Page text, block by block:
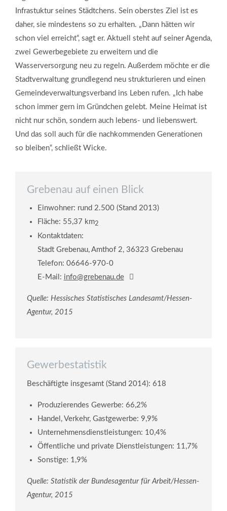
Infrastuktur seines Städtchens. Sein oberstes Ziel ist es
daher, sie mindestens so zu erhalten. „Dann hätten wir
schon viel erreicht“, sagt er. Aktuell steht auf seiner Agenda,
zwei Gewerbegebiete zu erweitern und die
Wasserversorgung neu zu regeln. Außerdem möchte er die
Stadtverwaltung grundlegend neu strukturieren und einen
Gemeindeverwaltungsverband ins Leben rufen. „Ich habe
schon immer gern im Gründchen gelebt. Meine Heimat ist
nicht nur schön, sondern auch lebens- und liebenswert.
Und das soll auch für die nachkommenden Generationen
so bleiben“, schließt Wicke.
Grebenau auf einen Blick
Einwohner: rund 2.500 (Stand 2013)
Fläche: 55,37 km2
Kontaktdaten:
Stadt Grebenau, Amthof 2, 36323 Grebenau
Telefon: 06646-970-0
E-Mail: info@grebenau.de
Quelle: Hessisches Statistisches Landesamt/Hessen-
Agentur, 2015
Gewerbestatistik
Beschäftigte insgesamt (Stand 2014): 618
Produzierendes Gewerbe: 66,2%
Handel, Verkehr, Gastgewerbe: 9,9%
Unternehmensdienstleistungen: 10,4%
Öffentliche und private Dienstleistungen: 11,7%
Sonstige: 1,9%
Quelle: Statistik der Bundesagentur für Arbeit/Hessen-
Agentur, 2015